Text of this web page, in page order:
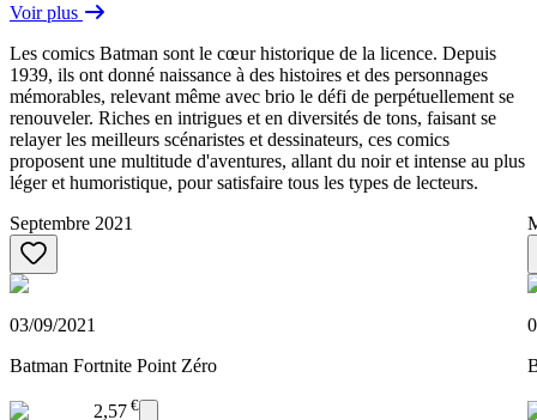
Voir plus
Les comics Batman sont le cœur historique de la licence. Depuis
1939, ils ont donné naissance à des histoires et des personnages
mémorables, relevant même avec brio le défi de perpétuellement se
renouveler. Riches en intrigues et en diversités de tons, faisant se
relayer les meilleurs scénaristes et dessinateurs, ces comics
proposent une multitude d'aventures, allant du noir et intense au plus
léger et humoristique, pour satisfaire tous les types de lecteurs.
Septembre 2021
03/09/2021
Batman Fortnite Point Zéro
2,57 €